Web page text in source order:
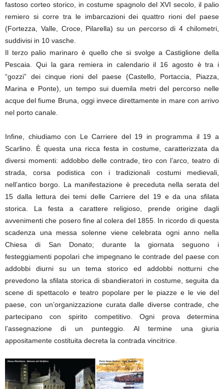
fastoso corteo storico, in costume spagnolo del XVI secolo, il palio
remiero si corre tra le imbarcazioni dei quattro rioni del paese
(Fortezza, Valle, Croce, Pilarella) su un percorso di 4 chilometri,
suddivisi in 10 vasche.
Il terzo palio marinaro è quello che si svolge a Castiglione della
Pescaia. Qui la gara remiera in calendario il 16 agosto è tra i
“gozzi” dei cinque rioni del paese (Castello, Portaccia, Piazza,
Marina e Ponte), un tempo sui duemila metri del percorso nelle
acque del fiume Bruna, oggi invece direttamente in mare con arrivo
nel porto canale.
Infine, chiudiamo con Le Carriere del 19 in programma il 19 a
Scarlino. È questa una ricca festa in costume, caratterizzata da
diversi momenti: addobbo delle contrade, tiro con l’arco, teatro di
strada, corsa podistica con i tradizionali costumi medievali,
nell’antico borgo. La manifestazione è preceduta nella serata del
15 dalla lettura dei temi delle Carriere del 19 e da una sfilata
storica. La festa a carattere religioso, prende origine dagli
avvenimenti che posero fine al colera del 1855. In ricordo di questa
scadenza una messa solenne viene celebrata ogni anno nella
Chiesa di San Donato; durante la giornata seguono i
festeggiamenti popolari che impegnano le contrade del paese con
addobbi diurni su un tema storico ed addobbi notturni che
prevedono la sfilata storica di sbandieratori in costume, seguita da
scene di spettacolo e teatro popolare per le piazze e le vie del
paese, con un’organizzazione curata dalle diverse contrade, che
partecipano con spirito competitivo. Ogni prova determina
l’assegnazione di un punteggio. Al termine una giuria
appositamente costituita decreta la contrada vincitrice.